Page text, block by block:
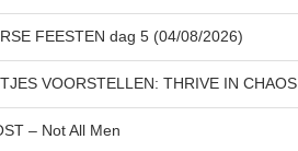
FEESTEN dag 5 (04/08/2026)
VOORSTELLEN: THRIVE IN CHAOS
– Not All Men